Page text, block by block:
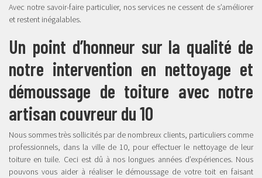
Avec notre savoir-faire particulier, nos services ne cessent de s’améliorer
et restent inégalables.
Un point d’honneur sur la qualité de
notre intervention en nettoyage et
démoussage de toiture avec notre
artisan couvreur du 10
Nous sommes très sollicités par de nombreux clients, particuliers comme
professionnels, dans la ville de 10, pour effectuer le nettoyage de leur
toiture en tuile. Ceci est dû à nos longues années d’expériences. Nous
pouvons vous aider à réaliser le démoussage de votre toit en faisant